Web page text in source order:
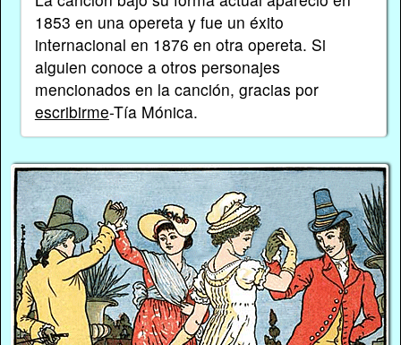
1853 en una opereta y fue un éxito
internacional en 1876 en otra opereta. Si
alguien conoce a otros personajes
mencionados en la canción, gracias por
escribirme-Tía Mónica.